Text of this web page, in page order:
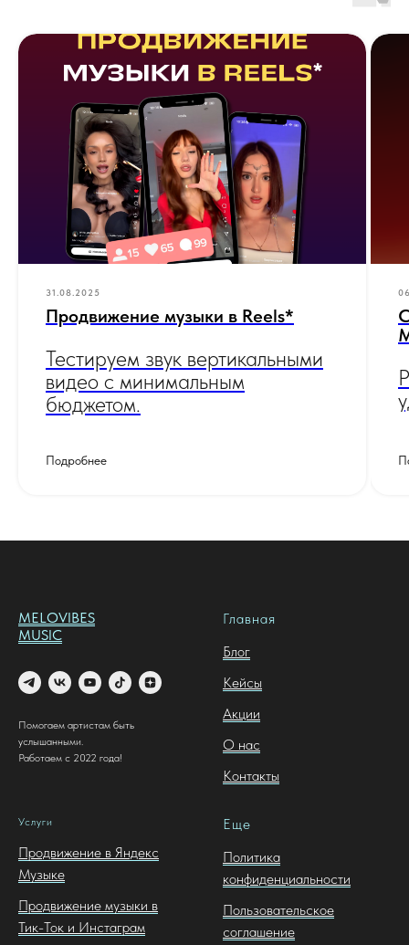
31.08.2025
Продвижение музыки в Reels*
Тестируем звук вертикальными
видео с минимальным
бюджетом.
Подробнее
MELOVIBES
MUSIC
Помогаем артистам быть
услышанными.
Работаем с 2022 года!
Главная
Блог
Кейсы
Акции
О нас
Контакты
Услуги
Продвижение в Яндекс
Музыке
Продвижение музыки в
Тик-Ток и Инстаграм
Еще
Политика
конфиденциальности
Пользовательское
соглашение